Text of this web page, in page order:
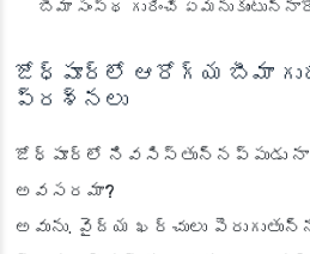
బీమా సంస్థ గురించి
జోధ్‌పూర్‌లో ఆరోగ్య బీమా
ప్రశ్నలు
జోధ్‌పూర్‌లో నివసిస్తున్నప్పుడు
అవసరమా?
అవును. వైద్య ఖర్చులు